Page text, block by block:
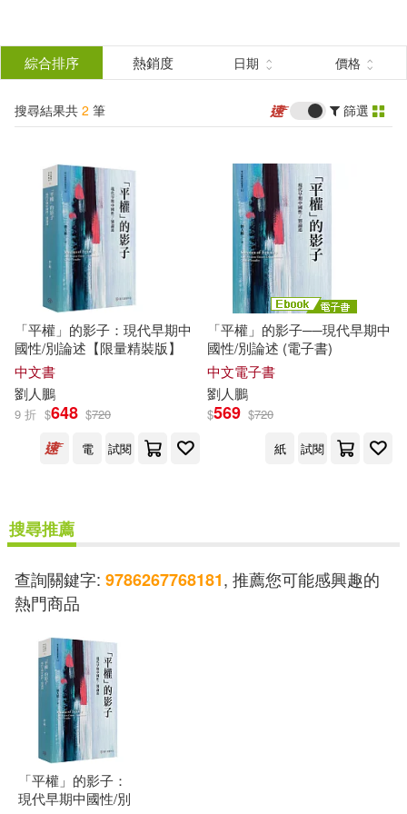
結
分類 (單選)
所有商品(2) 圖書(1)
電子書(1)
作者 (可複選)
劉人鵬(2)
出版社 (可複選)
可港澳店取(1)
可新加坡店取(1)
可菲律賓店取(1)
綜合排序 熱銷度 日期 價格
搜尋結果共 2 筆 篩選
「平權」的影子：現代早期中
國性/別論述【限量精裝版】
中文書
劉人鵬
9 折 $648 $720
電
試閱
「平權」的影子──現代早期中
國性/別論述 (電子書)
中文電子書
劉人鵬
$569 $720
紙
試閱
搜尋推薦
查詢關鍵字: 9786267768181, 推薦您可能感興趣的
熱門商品
「平權」的影子：
現代早期中國性/別